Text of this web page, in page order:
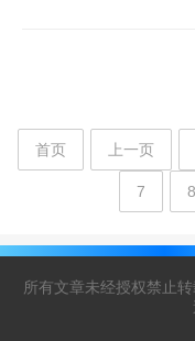
首页 上一页
7 8
所有文章未经授权禁止